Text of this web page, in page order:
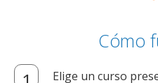
Cómo
Elige un curso